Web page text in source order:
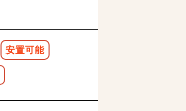
安置可能